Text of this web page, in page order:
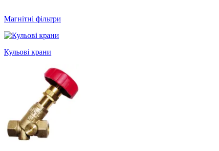
Магнітні фільтри
Кульові крани